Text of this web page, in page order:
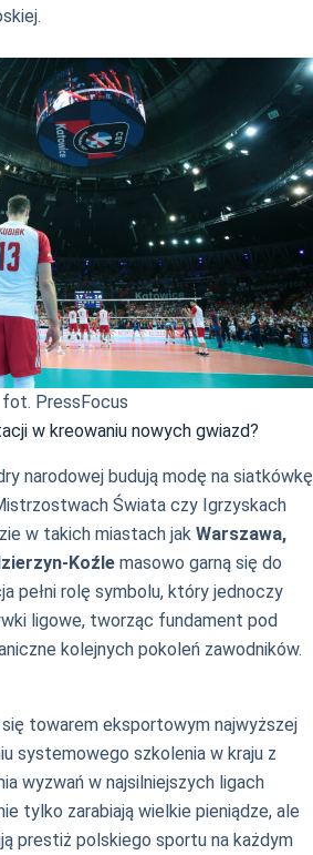
fot. PressFocus
w kreowaniu nowych gwiazd?
narodowej budują modę na siatkówkę
Świata czy Igrzyskach
w takich miastach jak Warszawa,
Koźle masowo garną się do
pełni rolę symbolu, który jednoczy
ligowe, tworząc fundament pod
kolejnych pokoleń zawodników.
towarem eksportowym najwyższej
systemowego szkolenia w kraju z
wyzwań w najsilniejszych ligach
tylko zarabiają wielkie pieniądze, ale
prestiż polskiego sportu na każdym